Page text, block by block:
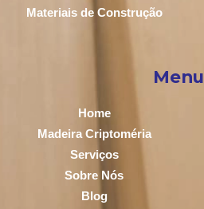
Materiais de Construção
Menu
Home
Madeira Criptoméria
Serviços
Sobre Nós
Blog